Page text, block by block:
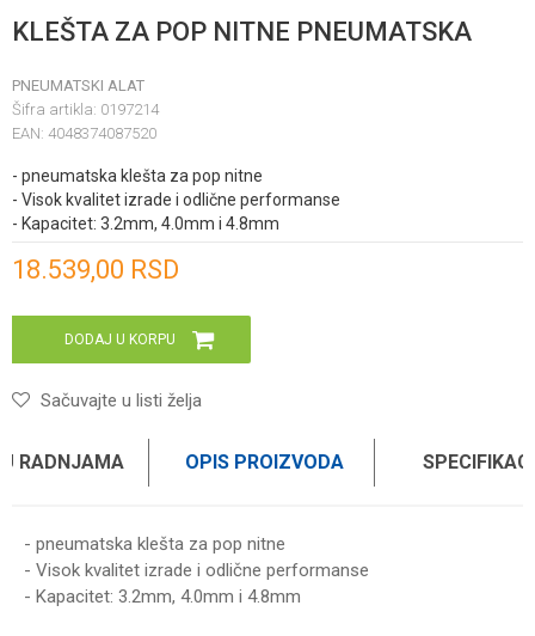
KLEŠTA ZA POP NITNE PNEUMATSKA
PNEUMATSKI ALAT
Šifra artikla: 0197214
EAN: 4048374087520
- pneumatska klešta za pop nitne
- Visok kvalitet izrade i odlične performanse
- Kapacitet: 3.2mm, 4.0mm i 4.8mm
18.539,00 RSD
DODAJ U KORPU
Sačuvajte u listi želja
RADNJAMA OPIS PROIZVODA
- pneumatska klešta za pop nitne
- Visok kvalitet izrade i odlične performanse
- Kapacitet: 3.2mm, 4.0mm i 4.8mm